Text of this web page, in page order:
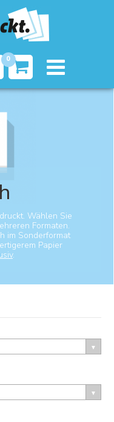
0
Wählen Sie
Formaten.
im Sonderformat
Papier
.